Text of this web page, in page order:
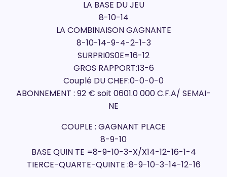
LA BASE DU JEU
8-10-14
LA COMBINAISON GAGNANTE
8-10-14-9-4-2-1-3
SURPRI0S0E=16-12
GROS RAPPORT:13-6
Couplé DU CHEF:0-0-0-0
ABONNEMENT : 92 € soit 0601.0 000 C.F.A/ SEMAI-
NE
COUPLE : GAGNANT PLACE
8-9-10
BASE QUIN TE =8-9-10-3-X/X14-12-16-1-4
TIERCE-QUARTE-QUINTE :8-9-10-3-14-12-16